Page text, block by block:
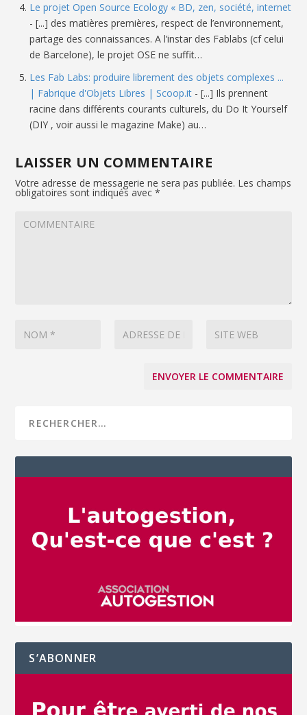
Le projet Open Source Ecology « BD, zen, société, internet
- [...] des matières premières, respect de l’environnement,
partage des connaissances. A l’instar des Fablabs (cf celui
de Barcelone), le projet OSE ne suffit…
Les Fab Labs: produire librement des objets complexes ...
| Fabrique d'Objets Libres | Scoop.it - [...] Ils prennent
racine dans différents courants culturels, du Do It Yourself
(DIY , voir aussi le magazine Make) au…
LAISSER UN COMMENTAIRE
Votre adresse de messagerie ne sera pas publiée. Les champs
obligatoires sont indiqués avec*
S’ABONNER